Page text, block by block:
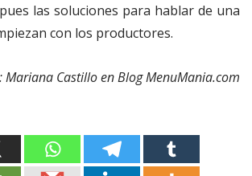
las soluciones para hablar de una
con los productores.
Mariana Castillo en Blog MenuMania.com